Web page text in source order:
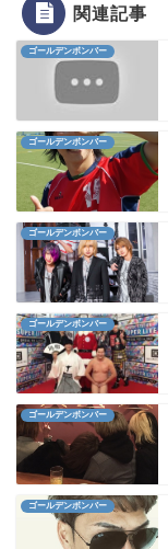
関連記事
ゴールデンボンバー
ゴールデンボンバー
ゴールデンボンバー
ゴールデンボンバー
ゴールデンボンバー
ゴールデンボンバー